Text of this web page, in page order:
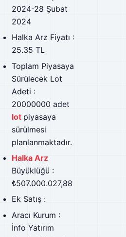
2024-28 Şubat
2024
Halka Arz Fiyatı :
25.35 TL
Toplam Piyasaya
Sürülecek Lot
Adeti :
20000000 adet
lot piyasaya
sürülmesi
planlanmaktadır.
Halka Arz
Büyüklüğü :
₺507.000.027,88
Ek Satış :
Aracı Kurum :
İnfo Yatırım